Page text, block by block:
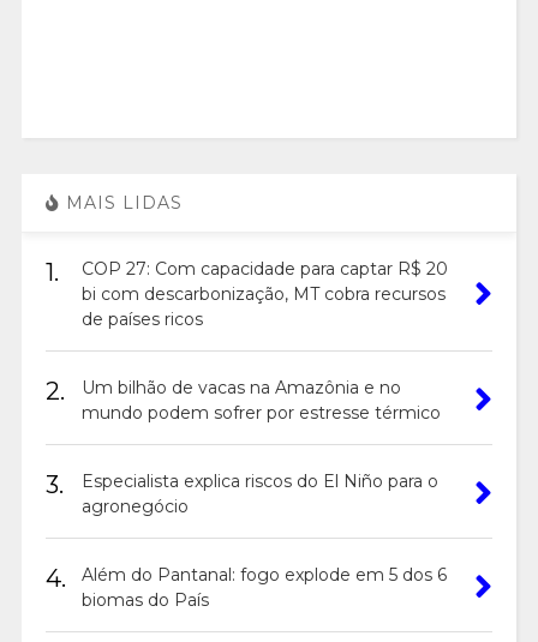
MAIS LIDAS
1.
COP 27: Com capacidade para captar R$ 20
bi com descarbonização, MT cobra recursos
de países ricos
2.
Um bilhão de vacas na Amazônia e no
mundo podem sofrer por estresse térmico
3.
Especialista explica riscos do El Niño para o
agronegócio
4.
Além do Pantanal: fogo explode em 5 dos 6
biomas do País